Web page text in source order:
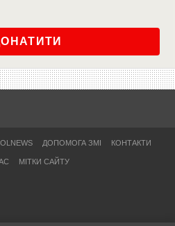
ДОПОМОГА ЗМІ КОНТАКТИ
МІТКИ САЙТУ